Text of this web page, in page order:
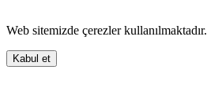
Web sitemizde çerezler kullanılmaktadır.
Kabul et